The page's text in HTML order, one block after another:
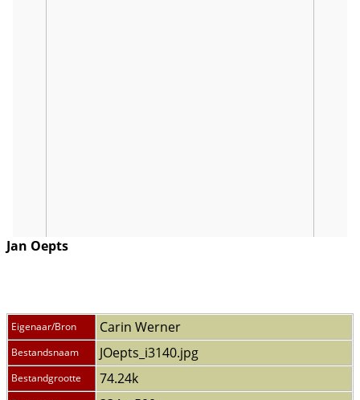
Jan Oepts
Eigenaar/Bron Carin Werner
Bestandsnaam JOepts_i3140.jpg
Bestandgrootte 74.24k